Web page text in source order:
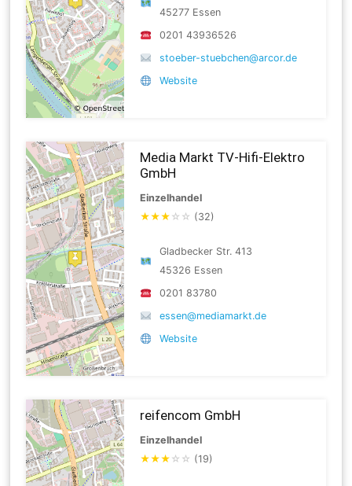
45277 Essen
0201 43936526
stoeber-stuebchen@arcor.de
Website
Media Markt TV-Hifi-Elektro
GmbH
Einzelhandel
★★★ ☆ ☆ (32)
Gladbecker Str. 413
45326 Essen
0201 83780
essen@mediamarkt.de
Website
reifencom GmbH
Einzelhandel
★★★ ☆ ☆ (19)